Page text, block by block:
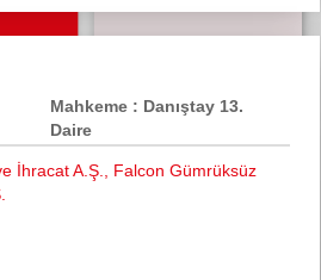
Mahkeme : Danıştay 13.
Daire
İhracat A.Ş., Falcon Gümrüksüz